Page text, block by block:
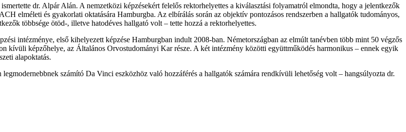
dr. Alpár Alán. A nemzetközi képzésekért felelős rektorhelyettes a kiválasztási folyamatról elmondta, hogy a jelentkezők
elméleti és gyakorlati oktatására Hamburgba. Az elbírálás során az objektív pontozásos rendszerben a hallgatók tudományos,
többsége ötöd-, illetve hatodéves hallgató volt – tette hozzá a rektorhelyettes.
intézménye, első kihelyezett képzése Hamburgban indult 2008-ban. Németországban az elmúlt tanévben több mint 50 végzős
kívüli képzőhelye, az Általános Orvostudományi Kar része. A két intézmény közötti együttműködés harmonikus – ennek egyik
alapoktatás.
számító Da Vinci eszközhöz való hozzáférés a hallgatók számára rendkívüli lehetőség volt – hangsúlyozta dr.